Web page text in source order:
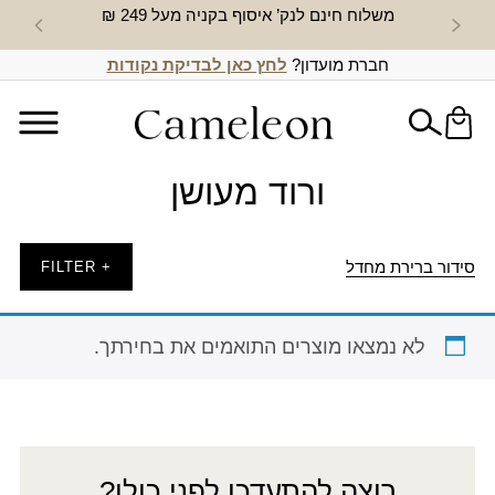
משלוח חינם לנק’ איסוף בקניה מעל 249 ₪ חדש
חברת מועדון? לחץ כאן לבדיקת נקודות
ורוד מעושן
סידור ברירת מחדל + FILTER
לא נמצאו מוצרים התואמים את בחירתך.